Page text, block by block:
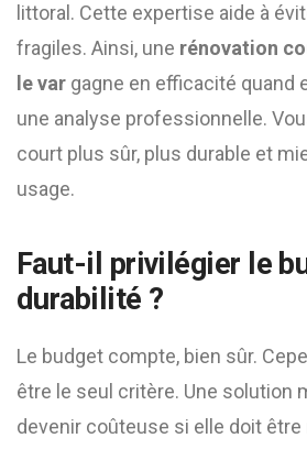
littoral. Cette expertise aide à
fragiles. Ainsi, une rénovation
le var gagne en efficacité quand
une analyse professionnelle.
court plus sûr, plus durable et
usage.
Faut-il privilégier le
durabilité ?
Le budget compte, bien sûr.
être le seul critère. Une solution
devenir coûteuse si elle doit